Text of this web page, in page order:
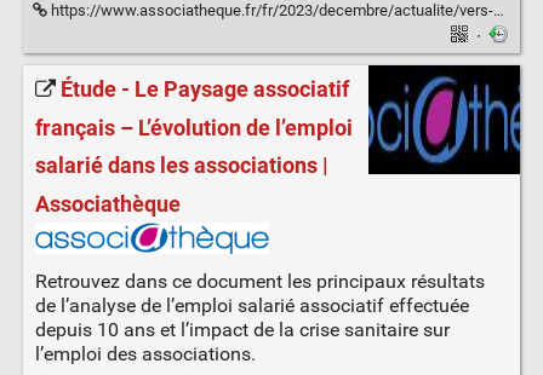
https://www.associatheque.fr/fr/2023/decembre/actualite/vers-evolution-notion-cercle-restreint-personnes.html
·
Étude - Le Paysage associatif
français – L’évolution de l’emploi
salarié dans les associations |
Associathèque
Retrouvez dans ce document les principaux résultats
de l’analyse de l’emploi salarié associatif effectuée
depuis 10 ans et l’impact de la crise sanitaire sur
l’emploi des associations.